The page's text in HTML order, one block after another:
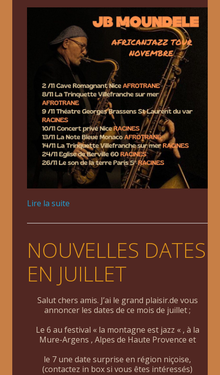
Lire la suite
NOUVELLES DATES
EN JUILLET
Salut chers amis. J’ai le grand plaisir.de vous
annoncer les dates de ce mois de juillet ;
Le 6 au festival « la montagne est jazz « , à la
Mure-Argens , Alpes de Haute Provence et
le 7 une date surprise en région niçoise,
(contactez in box si vous êtes intéressés)